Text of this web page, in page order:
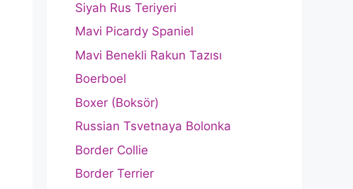
Siyah Rus Teriyeri
Mavi Picardy Spaniel
Mavi Benekli Rakun Tazısı
Boerboel
Boxer (Boksör)
Russian Tsvetnaya Bolonka
Border Collie
Border Terrier